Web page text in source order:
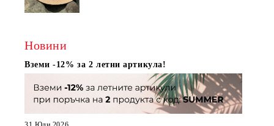
Новини
Вземи -12% за 2 летни артикула!